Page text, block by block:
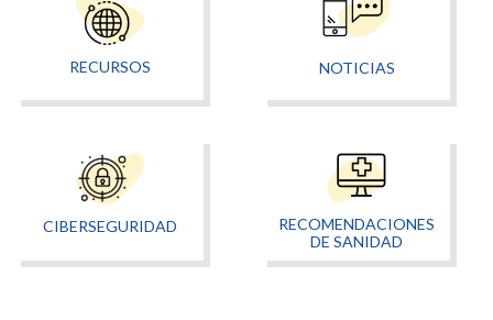
RECURSOS NOTICIAS
CIBERSEGURIDAD
RECOMENDACIONES
DE SANIDAD